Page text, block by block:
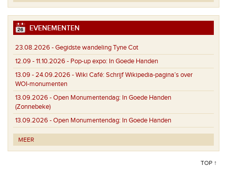
EVENEMENTEN
23.08.2026 -Gegidste wandeling Tyne Cot
12.09 - 11.10.2026 - Pop-up expo: In Goede Handen
13.09 - 24.09.2026 -Wiki Café: Schrijf Wikipedia-pagina’s over
WOI-monumenten
13.09.2026 -Open Monumentendag: In Goede Handen
(Zonnebeke)
13.09.2026 -Open Monumentendag: In Goede Handen
MEER
TOP ↑